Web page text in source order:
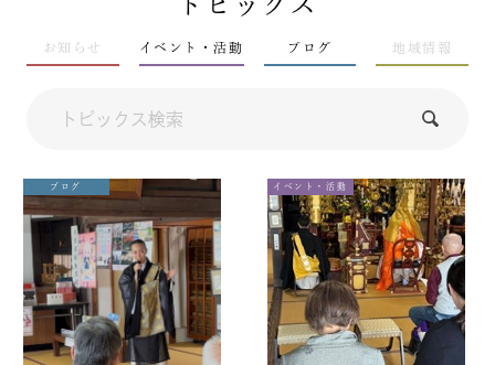
お知らせ イベント・活動 ブログ 地域情報
ブログ イベント・活動